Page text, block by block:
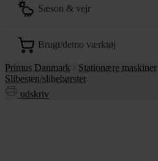
sæson & vejr
brugt/demo værktøj
Primus Danmark Stationære maskiner
Slibesten/slibebørster
udskriv